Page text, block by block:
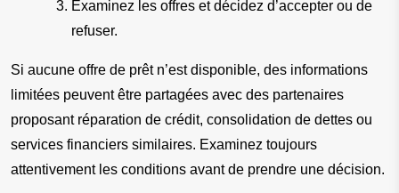
Examinez les offres et décidez d’accepter ou de
refuser.
Si aucune offre de prêt n’est disponible, des informations
limitées peuvent être partagées avec des partenaires
proposant réparation de crédit, consolidation de dettes ou
services financiers similaires. Examinez toujours
attentivement les conditions avant de prendre une décision.